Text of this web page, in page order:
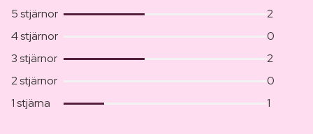
5 stjärnor
2
4 stjärnor
0
3 stjärnor
2
2 stjärnor
0
1 stjärna
1